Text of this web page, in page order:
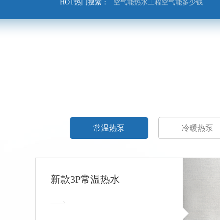
HOT热门搜索： 空气能热水工程空气能多少钱
常温热泵 冷暖热泵
新款3P常温热水